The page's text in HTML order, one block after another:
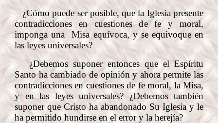
¿Cómo puede ser posible, que la Iglesia presente
contradicciones en cuestiones de fe y moral,
imponga una Misa equívoca, y se equivoque en
las leyes universales?
¿Debemos suponer entonces que el Espíritu
Santo ha cambiado de opinión y ahora permite las
contradicciones en cuestiones de fe moral, la Misa,
y en las leyes universales? ¿Debemos también
suponer que Cristo ha abandonado Su Iglesia y le
ha permitido hundirse en el error y la herejía?